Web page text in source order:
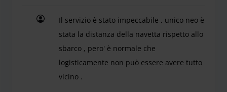
Il servizio è stato impeccabile , unico neo è
stata la distanza della navetta rispetto allo
sbarco , pero' è normale che
logisticamente non può essere avere tutto
vicino .